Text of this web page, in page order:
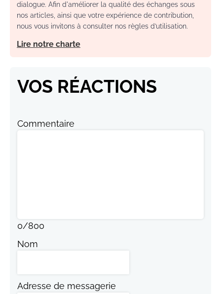
dialogue. Afin d'améliorer la qualité des échanges sous
nos articles, ainsi que votre expérience de contribution,
nous vous invitons à consulter nos règles d’utilisation.
Lire notre charte
VOS RÉACTIONS
Commentaire
0/800
Nom
Adresse de messagerie